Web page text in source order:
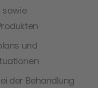
sowie
und
der Behandlung